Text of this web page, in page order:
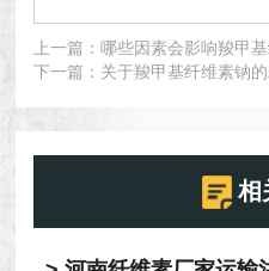
上一篇：哪些因素会影响羧甲
下一篇： 关于羧甲基纤维素钠
相